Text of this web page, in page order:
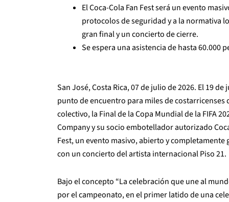
El Coca-Cola Fan Fest será un evento
protocolos de seguridad y a la normativa
gran final y un concierto de cierre.
Se espera una asistencia de hasta 60.000
San José, Costa Rica, 07 de julio de 2026. El 19
punto de encuentro para miles de
colectivo, la Final de la Copa Mundial de la FIFA
Company y su socio embotellador autorizado
Fest, un evento masivo, abierto y
con un concierto del artista internacional Piso 21.
Bajo el concepto “La celebración que une al
por el campeonato, en el primer latido de una